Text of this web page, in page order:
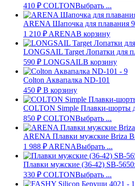
410 ₽ COLTONВыбрать ...
ARENA Шапочка для плавания
1 210 ₽ ARENAВ корзину
LONGSAIL Target Лопатки для
590 ₽ LONGSAILВ корзину
Colton Аквапалка ND-101
450 ₽ В корзину
COLTON Simple Плавки-шорты
850 ₽ COLTONВыбрать ...
ARENA Плавки мужские Briza
1 988 ₽ ARENAВыбрать ...
Плавки мужские (36-42) SB-
330 ₽ COLTONВыбрать ...